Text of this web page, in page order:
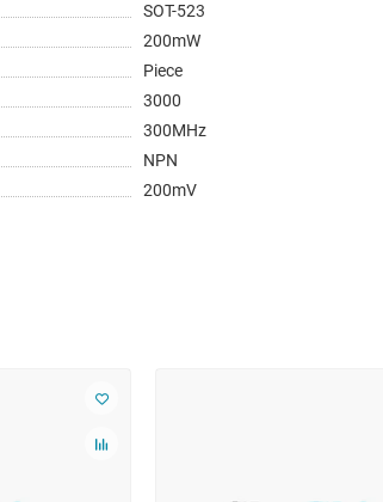
SOT-523
200mW
Piece
3000
300MHz
NPN
200mV